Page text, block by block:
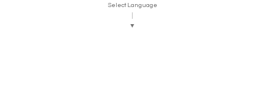
Select Language
▼